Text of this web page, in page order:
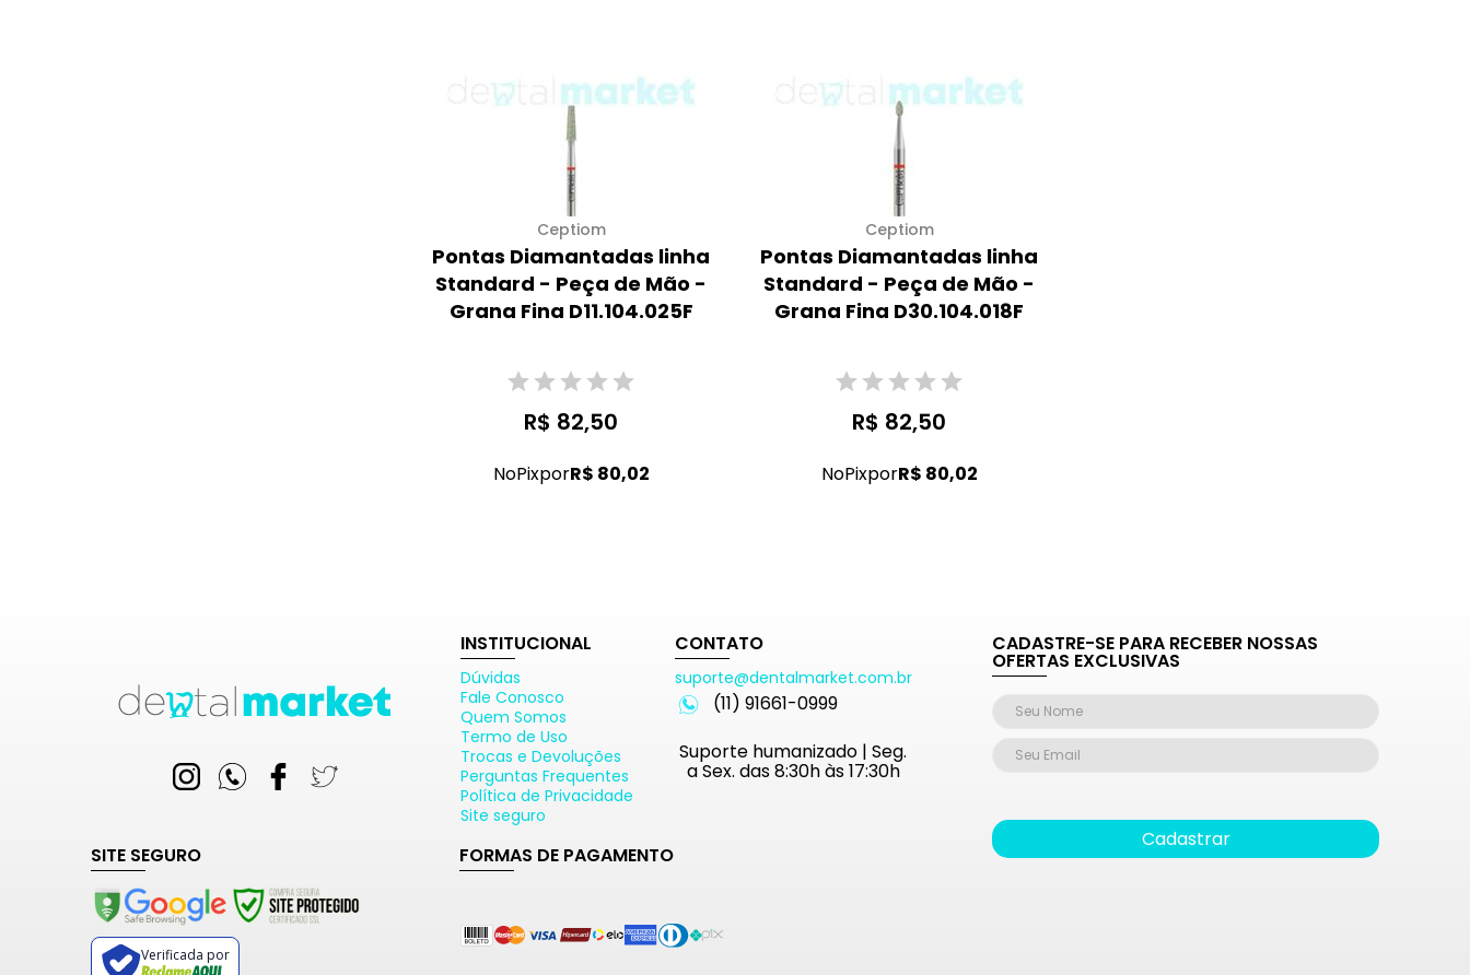
Ceptiom
Pontas Diamantadas linha
Standard - Peça de Mão -
Grana Fina D11.104.025F
R$ 82,50
NoPixporR$ 80,02
Ceptiom
Pontas Diamantadas linha
Standard - Peça de Mão -
Grana Fina D30.104.018F
R$ 82,50
NoPixporR$ 80,02
INSTITUCIONAL
Dúvidas
Fale Conosco
Quem Somos
Termo de Uso
Trocas e Devoluções
Perguntas Frequentes
Política de Privacidade
Site seguro
CONTATO
suporte@dentalmarket.com.br
(11) 91661-0999
Suporte humanizado | Seg.
a Sex. das 8:30h às 17:30h
SITE SEGURO
Verificada por
FORMAS DE PAGAMENTO
CADASTRE-SE PARA RECEBER NOSSAS
OFERTAS EXCLUSIVAS
Cadastrar